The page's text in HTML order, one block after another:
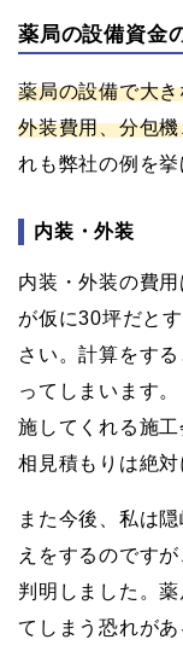
薬局の設備資金
薬局の設備で大
外装費用、分包
れも弊社の例を挙
内装・外装
内装・外装の費
が仮に30坪だと
さい。計算をす
ってしまいます
施してくれる施
相見積もりは絶対
また今後、私は
えをするのです
判明しました。
てしまう恐れが